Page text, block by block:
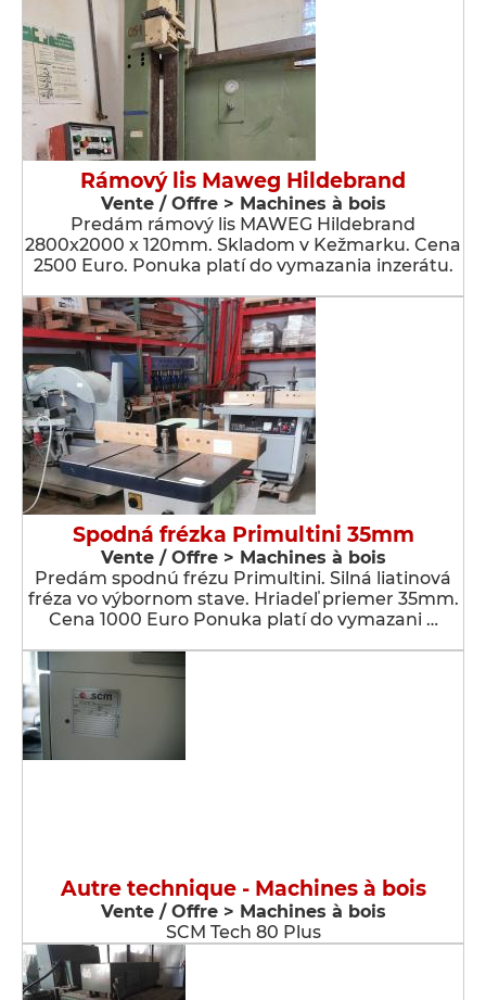
Rámový lis Maweg Hildebrand
Vente / Offre > Machines à bois
Predám rámový lis MAWEG Hildebrand
2800x2000 x 120mm. Skladom v Kežmarku. Cena
2500 Euro. Ponuka platí do vymazania inzerátu.
Spodná frézka Primultini 35mm
Vente / Offre > Machines à bois
Predám spodnú frézu Primultini. Silná liatinová
fréza vo výbornom stave. Hriadeľ priemer 35mm.
Cena 1000 Euro Ponuka platí do vymazani …
Autre technique - Machines à bois
Vente / Offre > Machines à bois
SCM Tech 80 Plus